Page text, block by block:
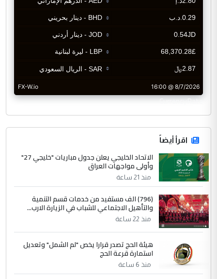
CurrencyRate
اقرأ أيضاً
الاتحاد الخليجي يعلن جدول مباريات "خليجي 27"
وأولى مواجهات العراق
منذ 21 ساعة
(796) الف مستفيد من خدمات قسم التنمية
والتأهيل الاجتماعي للشباب في الزيارة الارب...
منذ 22 ساعة
هيئة الحج تصدر قرارا يخص "لم الشمل" وتعديل
استمارة قرعة الحج
منذ 6 ساعة